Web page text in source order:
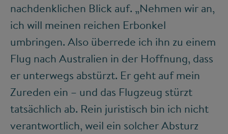
nachdenklichen Blick auf. „Nehmen wir an,
ich will meinen reichen Erbonkel
umbringen. Also überrede ich ihn zu einem
Flug nach Australien in der Hoffnung, dass
er unterwegs abstürzt. Er geht auf mein
Zureden ein – und das Flugzeug stürzt
tatsächlich ab. Rein juristisch bin ich nicht
verantwortlich, weil ein solcher Absturz